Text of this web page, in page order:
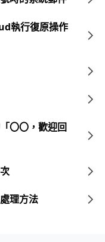
執行復原操作
〇〇，歡迎回
理方法